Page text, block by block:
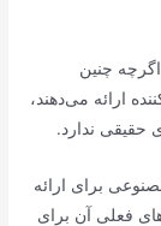
چنین
ارائه می‌دهند،
حقیقی ندارد.
برای ارائه
فعلی آن برای